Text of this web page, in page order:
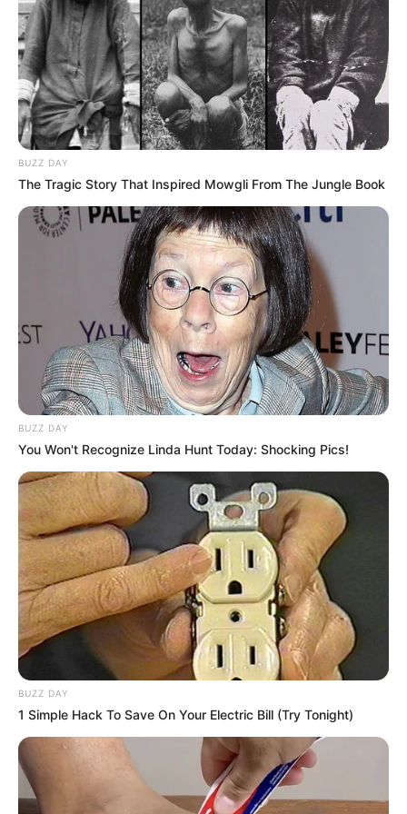
"Qaçqınkom" aylıq müavinətlə bağlı
RƏSMİ AÇIQLAMA YAYDI
186 0 0
11:10 / 06 Avqust 2026 CƏMİYYƏT
FHN-dən xəbərdarlıq:Küləkli havada
dənizə girmək təhlükəlidir
54 0 0
11:03 / 06 Avqust 2026 CƏMİYYƏT
Ofisdə yanğın -Bir nəfər xilas edildi
BUZZ DAY
The Tragic Story That Inspired Mowgli From The Jungle Book
BUZZ DAY
You Won't Recognize Linda Hunt Today: Shocking Pics!
BUZZ DAY
1 Simple Hack To Save On Your Electric Bill (Try Tonight)